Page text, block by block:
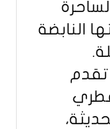
النابضة
تقدم